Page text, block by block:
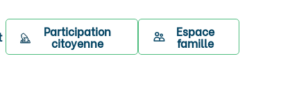
Participation
citoyenne
Espace
famille